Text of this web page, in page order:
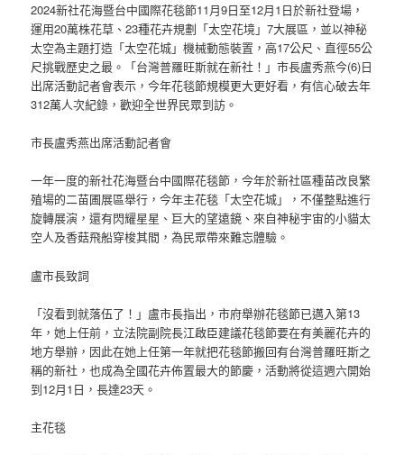
2024新社花海暨台中國際花毯節11月9日至12月1日於新社登場，
運用20萬株花草、23種花卉規劃「太空花境」7大展區，並以神秘
太空為主題打造「太空花城」機械動態裝置，高17公尺、直徑55公
尺挑戰歷史之最。「台灣普羅旺斯就在新社！」市長盧秀燕今(6)日
出席活動記者會表示，今年花毯節規模更大更好看，有信心破去年
312萬人次紀錄，歡迎全世界民眾到訪。
市長盧秀燕出席活動記者會
一年一度的新社花海暨台中國際花毯節，今年於新社區種苗改良繁
殖場的二苗圃展區舉行，今年主花毯「太空花城」，不僅整點進行
旋轉展演，還有閃耀星星、巨大的望遠鏡、來自神秘宇宙的小貓太
空人及香菇飛船穿梭其間，為民眾帶來難忘體驗。
盧市長致詞
「沒看到就落伍了！」盧市長指出，市府舉辦花毯節已邁入第13
年，她上任前，立法院副院長江啟臣建議花毯節要在有美麗花卉的
地方舉辦，因此在她上任第一年就把花毯節搬回有台灣普羅旺斯之
稱的新社，也成為全國花卉佈置最大的節慶，活動將從這週六開始
到12月1日，長達23天。
主花毯